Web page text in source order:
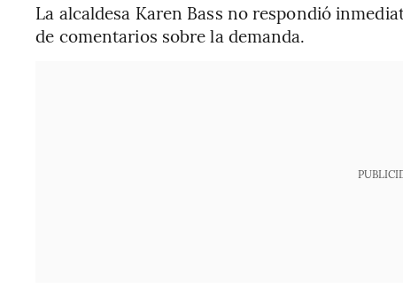
La alcaldesa Karen Bass no respondió
de comentarios sobre la demanda.